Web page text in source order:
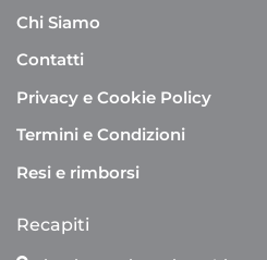
Chi Siamo
Contatti
Privacy e Cookie Policy
Termini e Condizioni
Resi e rimborsi
Recapiti